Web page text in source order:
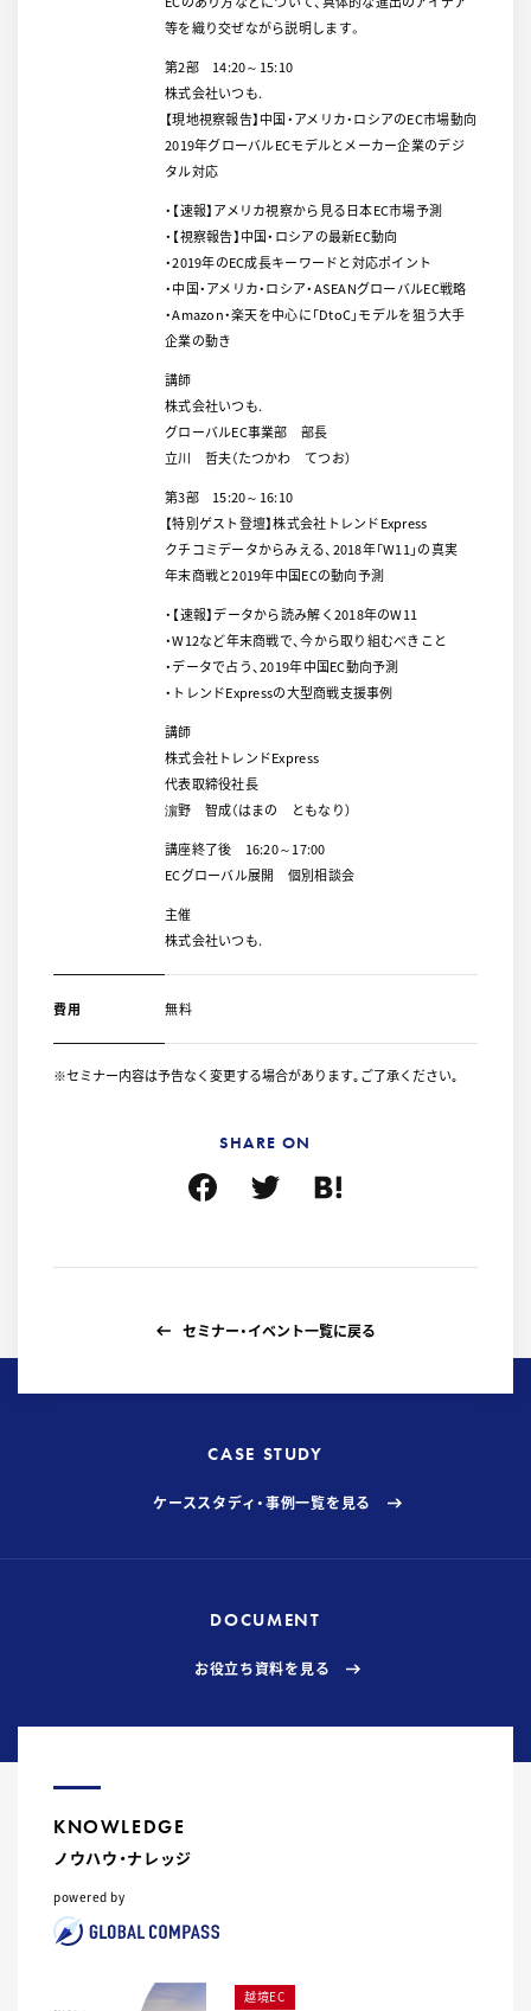
SHARE ON
等を織り交ぜながら説明します。
第2部 14:20～15:10
株式会社いつも.
【現地視察報告】中国・アメリカ・ロシアのEC市場動向
2019年グローバルECモデルとメーカー企業のデジ
タル対応
・【速報】アメリカ視察から見る日本EC市場予測
・【視察報告】中国・ロシアの最新EC動向
・2019年のEC成長キーワードと対応ポイント
・中国・アメリカ・ロシア・ASEANグローバルEC戦略
・Amazon・楽天を中心に「DtoC」モデルを狙う大手
企業の動き
講師
株式会社いつも.
グローバルEC事業部 部長
立川 哲夫（たつかわ てつお）
第3部 15:20～16:10
【特別ゲスト登壇】株式会社トレンドExpress
クチコミデータからみえる、2018年「W11」の真実
年末商戦と2019年中国ECの動向予測
・【速報】データから読み解く2018年のW11
・W12など年末商戦で、今から取り組むべきこと
・データで占う、2019年中国EC動向予測
・トレンドExpressの大型商戦支援事例
講師
株式会社トレンドExpress
代表取締役社長
濵野 智成（はまの ともなり）
講座終了後 16:20～17:00
ECグローバル展開 個別相談会
主催
株式会社いつも.
費用 無料
※セミナー内容は予告なく変更する場合があります｡ご了承ください｡
セミナー・イベント一覧に戻る
CASE STUDY
ケーススタディ・事例一覧を見る
DOCUMENT
お役立ち資料を見る
KNOWLEDGE
ノウハウ・ナレッジ
powered by
越境EC